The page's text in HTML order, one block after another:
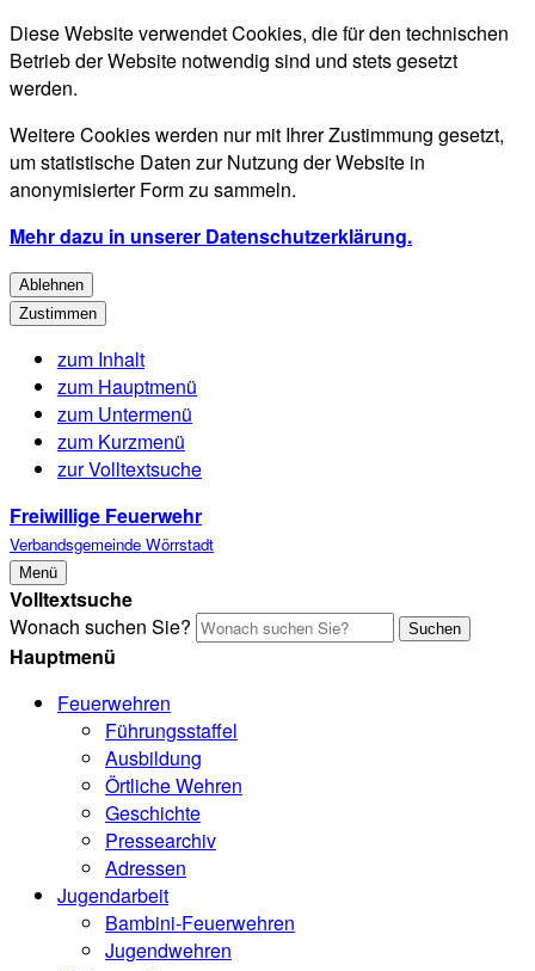
Diese Website verwendet Cookies, die für den technischen
Betrieb der Website notwendig sind und stets gesetzt
werden.
Weitere Cookies werden nur mit Ihrer Zustimmung gesetzt,
um statistische Daten zur Nutzung der Website in
anonymisierter Form zu sammeln.
Mehr dazu in unserer Datenschutzerklärung.
Ablehnen
Zustimmen
zum Inhalt
zum Hauptmenü
zum Untermenü
zum Kurzmenü
zur Volltextsuche
Freiwillige Feuerwehr
Verbandsgemeinde Wörrstadt
Menü
Volltextsuche
Wonach suchen Sie?
Suchen
Hauptmenü
Feuerwehren
Führungsstaffel
Ausbildung
Örtliche Wehren
Geschichte
Pressearchiv
Adressen
Jugendarbeit
Bambini-Feuerwehren
Jugendwehren